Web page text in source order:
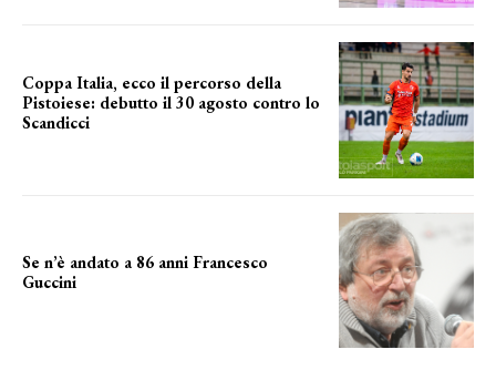
Coppa Italia, ecco il percorso della
Pistoiese: debutto il 30 agosto contro lo
Scandicci
Se n’è andato a 86 anni Francesco
Guccini